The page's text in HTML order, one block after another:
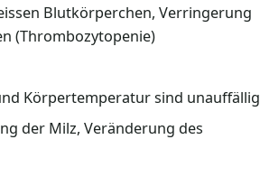
Blutkörperchen, Verringerung
(Thrombozytopenie)
Körpertemperatur sind unauffällig
der Milz, Veränderung des